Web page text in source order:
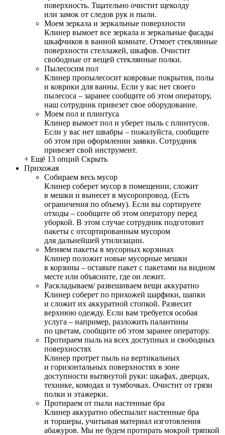
поверхность. Тщательно очистит щеколду
или замок от следов рук и пыли.
Моем зеркала и зеркальные поверхности
Клинер вымоет все зеркала и зеркальные фасады
шкафчиков в ванной комнате. Отмоет стеклянные
поверхности стеллажей, шкафов. Очистит
свободные от вещей стеклянные полки.
Пылесосим пол
Клинер пропылесосит ковровые покрытия, полы
и коврики для ванны. Если у вас нет своего
пылесоса – заранее сообщите об этом оператору,
наш сотрудник привезет свое оборудование.
Моем пол и плинтуса
Клинер вымоет пол и уберет пыль с плинтусов.
Если у вас нет швабры – пожалуйста, сообщите
об этом при оформлении заявки. Сотрудник
привезет свой инструмент.
+ Ещё 13 опций Скрыть
Прихожая
Собираем весь мусор
Клинер соберет мусор в помещении, сложит
в мешки и вынесет в мусоропровод. (Есть
ограничения по объему). Если вы сортируете
отходы – сообщите об этом оператору перед
уборкой. В этом случае сотрудник подготовит
пакеты с отсортированным мусором
для дальнейшей утилизации.
Меняем пакеты в мусорных корзинах
Клинер положит новые мусорные мешки
в корзины – оставьте пакет с пакетами на видном
месте или объясните, где он лежит.
Раскладываем/ развешиваем вещи аккуратно
Клинер соберет по прихожей шарфики, шапки
и сложит их аккуратной стопкой. Развесит
верхнюю одежду. Если вам требуется особая
услуга – например, разложить палантины
по цветам, сообщите об этом заранее оператору.
Протираем пыль на всех доступных и свободных
поверхностях
Клинер протрет пыль на вертикальных
и горизонтальных поверхностях в зоне
доступности вытянутой руки: шкафах, дверцах,
технике, комодах и тумбочках. Очистит от грязи
полки и этажерки.
Протираем от пыли настенные бра
Клинер аккуратно обеспылит настенные бра
и торшеры, учитывая материал изготовления
абажуров. Мы не будем протирать мокрой тряпкой